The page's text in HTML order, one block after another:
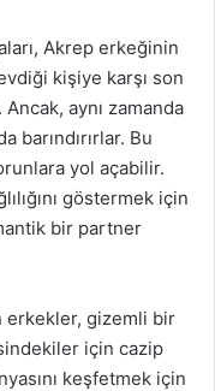
Akrep erkeğinin
kişiye karşı son
aynı zamanda
barındırırlar. Bu
yol açabilir.
göstermek için
bir partner
erkekler, gizemli bir
için cazip
keşfetmek için